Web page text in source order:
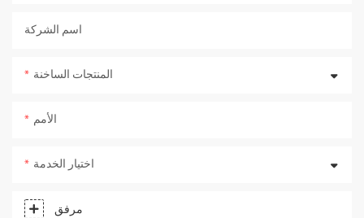
اسم الشركة
المنتجات الساخنة
الأمم
اختيار الخدمة
مرفق